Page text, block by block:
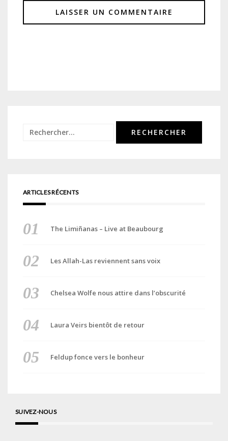
Rechercher :
ARTICLES RÉCENTS
The Limiñanas – Live at Beaubourg
Les Allah-Las reviennent sans voix
Chelsea Wolfe nous attire dans l’obscurité
Laura Veirs bientôt de retour
Feldup fonce vers le bonheur
SUIVEZ-NOUS